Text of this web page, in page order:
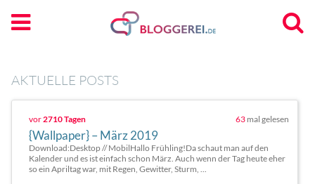
AKTUELLE POSTS
vor2710 Tagen 63 mal gelesen
{Wallpaper} – März 2019
Download:Desktop // MobilHallo Frühling!Da schaut man auf den
Kalender und es ist einfach schon März. Auch wenn der Tag heute eher
so ein Apriltag war, mit Regen, Gewitter, Sturm, ...